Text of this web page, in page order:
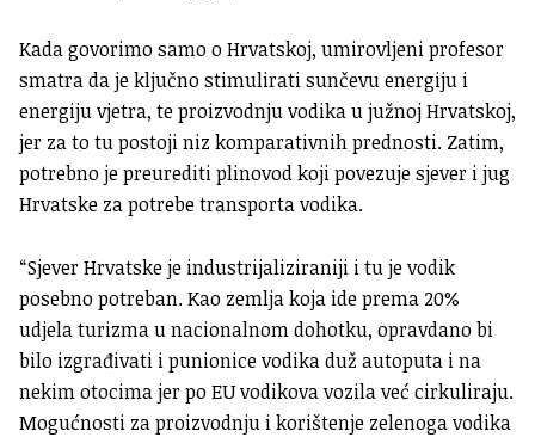
Kada govorimo samo o Hrvatskoj, umirovljeni profesor
smatra da je ključno stimulirati sunčevu energiju i
energiju vjetra, te proizvodnju vodika u južnoj Hrvatskoj,
jer za to tu postoji niz komparativnih prednosti. Zatim,
potrebno je preurediti plinovod koji povezuje sjever i jug
Hrvatske za potrebe transporta vodika.
“Sjever Hrvatske je industrijaliziraniji i tu je vodik
posebno potreban. Kao zemlja koja ide prema 20%
udjela turizma u nacionalnom dohotku, opravdano bi
bilo izgrađivati i punionice vodika duž autoputa i na
nekim otocima jer po EU vodikova vozila već cirkuliraju.
Mogućnosti za proizvodnju i korištenje zelenoga vodika